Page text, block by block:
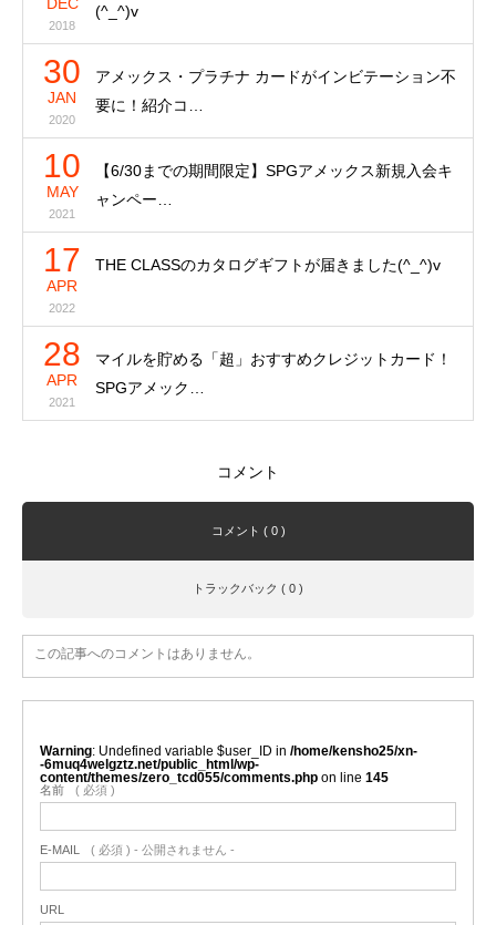
2018
(^_^)v
30
JAN
2020
アメックス・プラチナ カードがインビテーション不
要に！紹介コ…
10
MAY
2021
【6/30までの期間限定】SPGアメックス新規入会キ
ャンペー…
17
APR
2022
THE CLASSのカタログギフトが届きました(^_^)v
28
APR
2021
マイルを貯める「超」おすすめクレジットカード！
SPGアメック…
コメント
コメント ( 0 )
トラックバック ( 0 )
この記事へのコメントはありません。
Warning : Undefined variable $user_ID in /home/kensho25/xn-
-6muq4welgztz.net/public_html/wp-
content/themes/zero_tcd055/comments.php on line 145
名前 ( 必須 )
E-MAIL ( 必須 ) - 公開されません -
URL